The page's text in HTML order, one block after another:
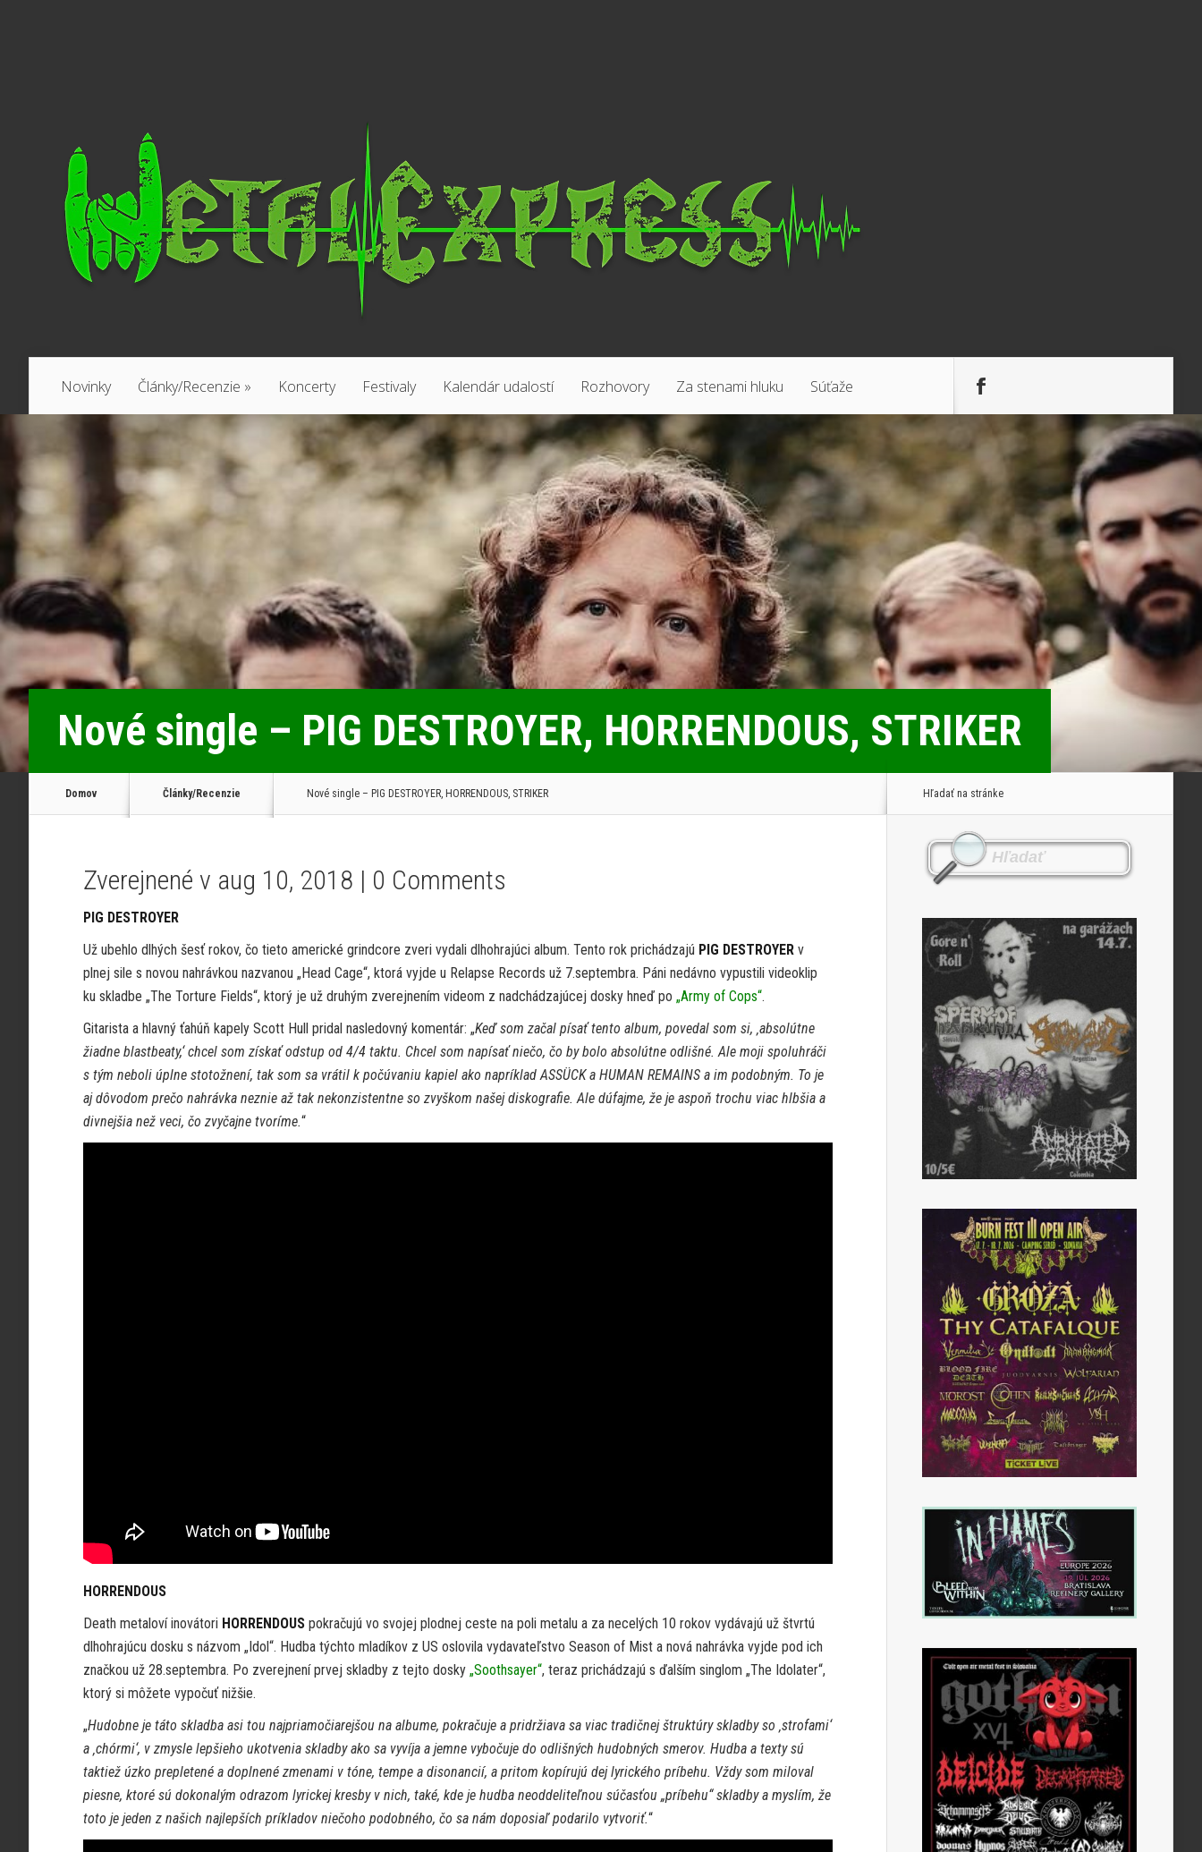
Novinky Články/Recenzie » Koncerty Festivaly Kalendár udalostí Rozhovory Za stenami hluku Súťaže
Nové single – PIG DESTROYER, HORRENDOUS, STRIKER
Domov Články/Recenzie Nové single – PIG DESTROYER, HORRENDOUS, STRIKER
Zverejnené v aug 10, 2018 | 0 Comments
PIG DESTROYER
Už ubehlo dlhých šesť rokov, čo tieto americké grindcore zveri vydali dlhohrajúci album. Tento rok prichádzajú PIG DESTROYER v
plnej sile s novou nahrávkou nazvanou „Head Cage“, ktorá vyjde u Relapse Records už 7.septembra. Páni nedávno vypustili videoklip
ku skladbe „The Torture Fields“, ktorý je už druhým zverejnením videom z nadchádzajúcej dosky hneď po „Army of Cops“.
Gitarista a hlavný ťahúň kapely Scott Hull pridal nasledovný komentár: „Keď som začal písať tento album, povedal som si, ‚absolútne
žiadne blastbeaty,‘ chcel som získať odstup od 4/4 taktu. Chcel som napísať niečo, čo by bolo absolútne odlišné. Ale moji spoluhráči
s tým neboli úplne stotožnení, tak som sa vrátil k počúvaniu kapiel ako napríklad ASSÜCK a HUMAN REMAINS a im podobným. To je
aj dôvodom prečo nahrávka neznie až tak nekonzistentne so zvyškom našej diskografie. Ale dúfajme, že je aspoň trochu viac hlbšia a
divnejšia než veci, čo zvyčajne tvoríme.“
HORRENDOUS
Death metaloví inovátori HORRENDOUS pokračujú vo svojej plodnej ceste na poli metalu a za necelých 10 rokov vydávajú už štvrtú
dlhohrajúcu dosku s názvom „Idol“. Hudba týchto mladíkov z US oslovila vydavateľstvo Season of Mist a nová nahrávka vyjde pod ich
značkou už 28.septembra. Po zverejnení prvej skladby z tejto dosky „Soothsayer“, teraz prichádzajú s ďalším singlom „The Idolater“,
ktorý si môžete vypočuť nižšie.
„Hudobne je táto skladba asi tou najpriamočiarejšou na albume, pokračuje a pridržiava sa viac tradičnej štruktúry skladby so ‚strofami‘
a ‚chórmi‘, v zmysle lepšieho ukotvenia skladby ako sa vyvíja a jemne vybočuje do odlišných hudobných smerov. Hudba a texty sú
taktiež úzko prepletené a doplnené zmenami v tóne, tempe a disonancií, a pritom kopírujú dej lyrického príbehu. Vždy som miloval
piesne, ktoré sú dokonalým odrazom lyrickej kresby v nich, také, kde je hudba neoddeliteľnou súčasťou „príbehu“ skladby a myslím, že
toto je jeden z našich najlepších príkladov niečoho podobného, čo sa nám doposiaľ podarilo vytvoriť.“
Hľadať na stránke